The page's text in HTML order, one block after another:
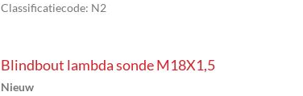
Classificatiecode: N2
Blindbout lambda sonde M18X1,5
Nieuw